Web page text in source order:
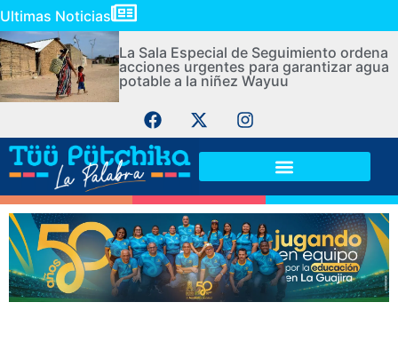
Ultimas Noticias
La Sala Especial de Seguimiento ordena
acciones urgentes para garantizar agua
potable a la niñez Wayuu